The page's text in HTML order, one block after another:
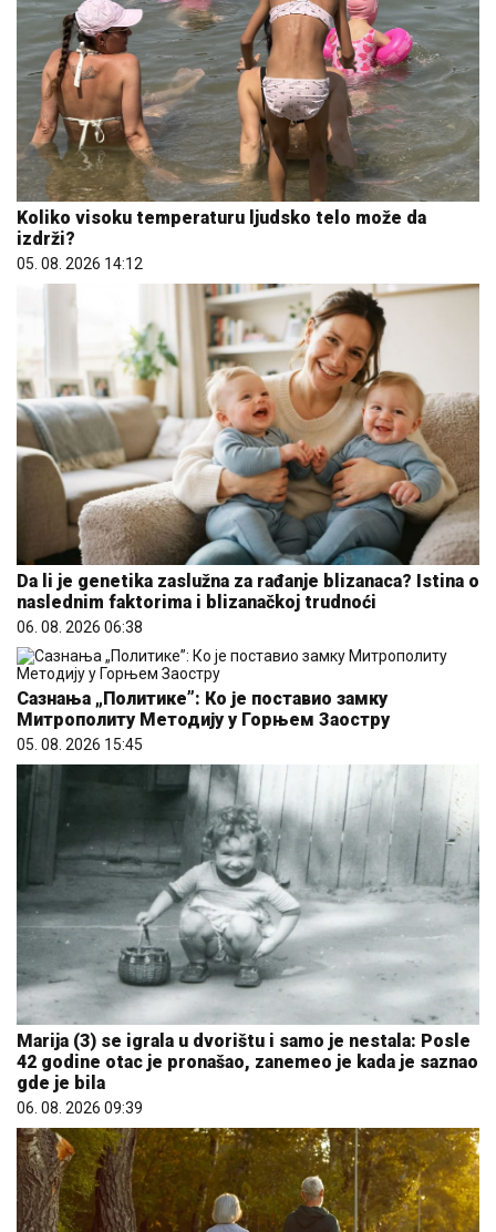
Koliko visoku temperaturu ljudsko telo može da
izdrži?
05. 08. 2026 14:12
Da li je genetika zaslužna za rađanje blizanaca? Istina o
naslednim faktorima i blizanačkoj trudnoći
06. 08. 2026 06:38
Сазнања „Политике”: Ко је поставио замку
Митрополиту Методију у Горњем Заостру
05. 08. 2026 15:45
Marija (3) se igrala u dvorištu i samo je nestala: Posle
42 godine otac je pronašao, zanemeo je kada je saznao
gde je bila
06. 08. 2026 09:39